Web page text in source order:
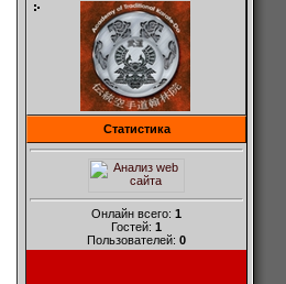
Статистика
Онлайн всего: 1
Гостей: 1
Пользователей: 0